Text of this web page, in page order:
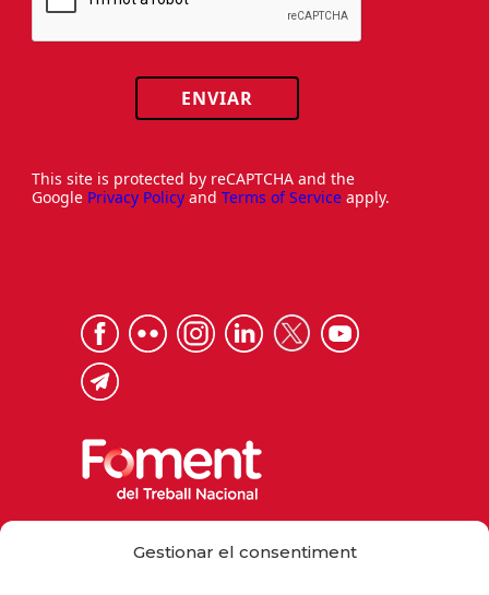
Gestionar el consentiment
ENVIAR
This site is protected by reCAPTCHA and the
Google Privacy Policy and Terms of Service apply.